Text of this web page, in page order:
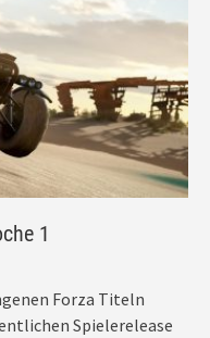
1
Forza Titeln
Spielerelease